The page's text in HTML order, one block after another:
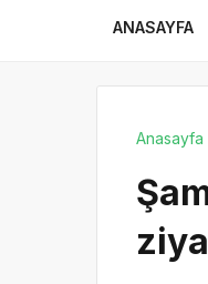
ANASAYFA
Anasayfa